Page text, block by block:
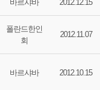
바르샤바 2012.12.15
폴란드한인
회
2012.11.07
바르샤바 2012.10.15